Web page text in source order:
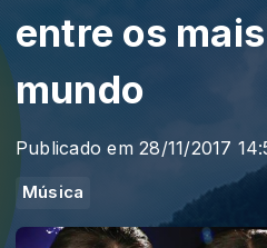
entre os
mundo
Publicado em 28/11/2017
Música